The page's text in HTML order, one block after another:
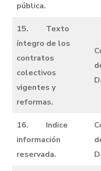
pública.
15. Texto
íntegro de los
contratos
colectivos
vigentes y
reformas.
16. Indice
información
reservada.